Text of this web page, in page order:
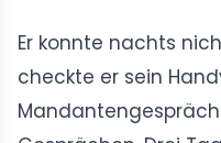
Er konnte nachts
checkte er sein